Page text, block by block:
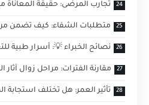
تجارب المرضى: حقيقة
متطلبات الشفاء: كيف تضمن
نصائح الخبراء 💡: أسرار طبية
مقارنة الفترات: مراحل زوال آثار
تأثير العمر: هل تختلف